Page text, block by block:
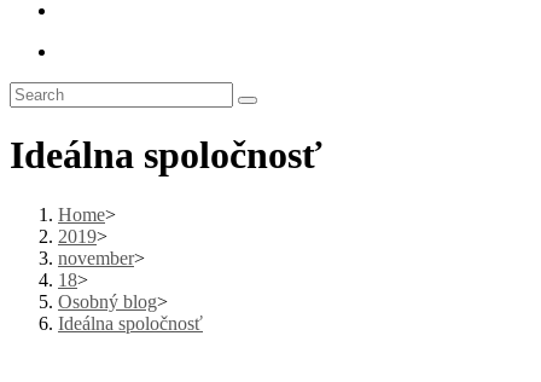
Ideálna spoločnosť
Home>
2019>
november>
18>
Osobný blog>
Ideálna spoločnosť